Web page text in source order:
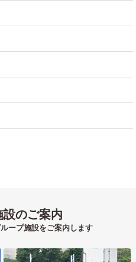
設のご案内
ープ施設をご案内します